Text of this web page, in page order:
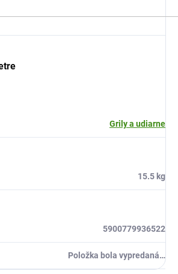
Grily a udiarne
15.5 kg
5900779936522
Položka bola vypredaná…